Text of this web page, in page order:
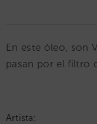
En este óleo, son
pasan por el filtro
Artista: